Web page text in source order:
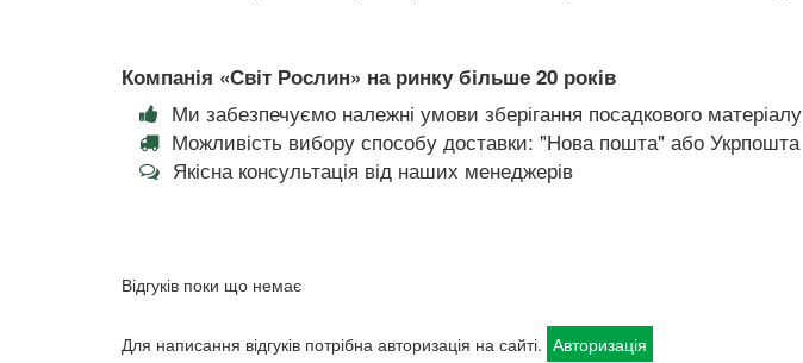
Компанія «Світ Рослин» на ринку більше 20 років
Ми забезпечуємо належні умови зберігання посадкового матеріалу
Можливість вибору способу доставки: "Нова пошта" або Укрпошта
Якісна консультація від наших менеджерів
Відгуків поки що немає
Для написання відгуків потрібна авторизація на сайті. Авторизація